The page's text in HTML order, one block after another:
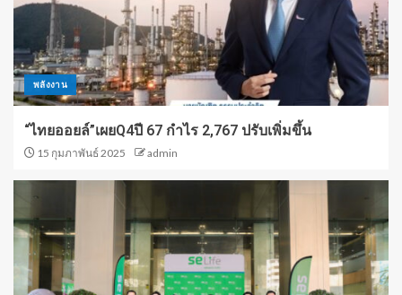
พลังงาน
“ไทยออยล์”เผยQ4ปี 67 กำไร 2,767 ปรับเพิ่มขึ้น
15 กุมภาพันธ์ 2025 admin